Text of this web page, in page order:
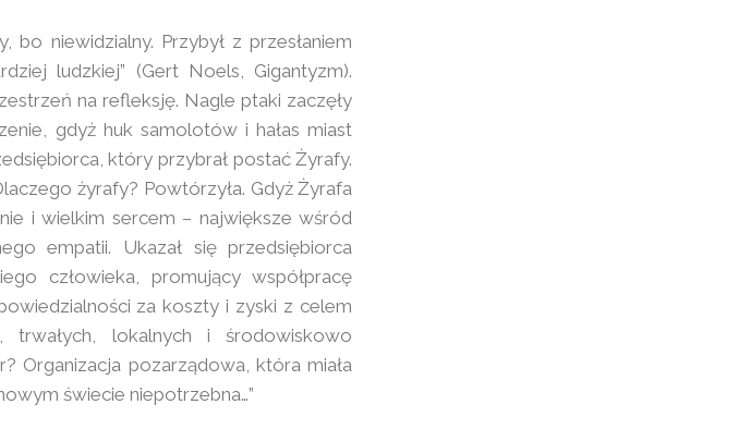
bo niewidzialny. Przybył z przesłaniem
ludzkiej” (Gert Noels, Gigantyzm).
na refleksję. Nagle ptaki zaczęły
gdyż huk samolotów i hałas miast
który przybrał postać Żyrafy.
żyrafy? Powtórzyła. Gdyż Żyrafa
i wielkim sercem – największe wśród
empatii. Ukazał się przedsiębiorca
człowieka, promujący współpracę
za koszty i zyski z celem
trwałych, lokalnych i środowiskowo
Organizacja pozarządowa, która miała
świecie niepotrzebna…”